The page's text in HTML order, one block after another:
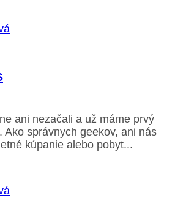
ani nezačali a už máme prvý
Ako správnych geekov, ani nás
kúpanie alebo pobyt...